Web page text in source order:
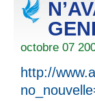
octobre 07
http://